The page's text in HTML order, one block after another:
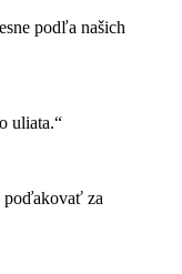
podľa našich
uliata.“
poďakovať za